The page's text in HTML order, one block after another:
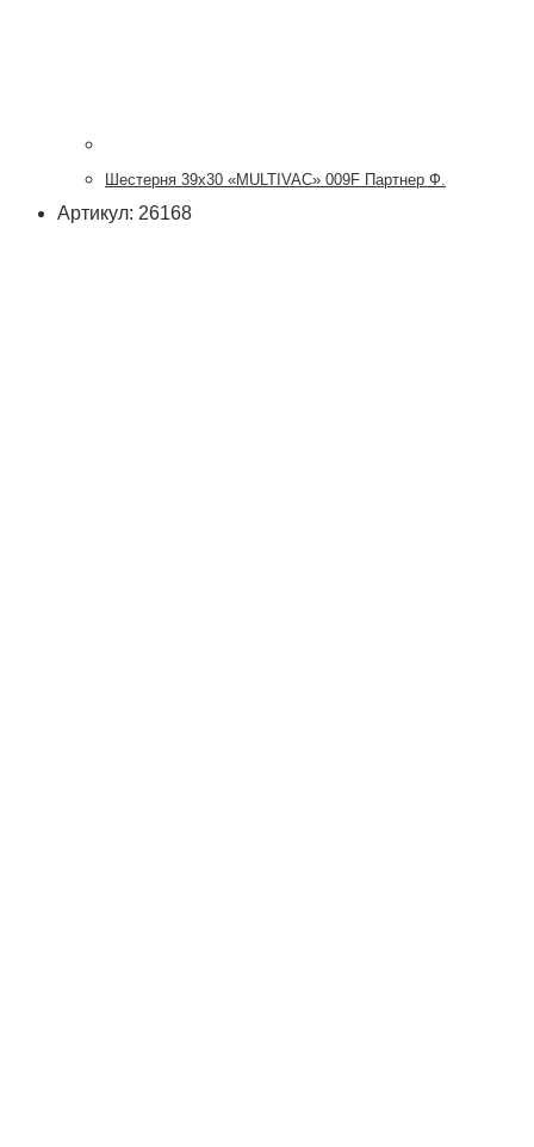
Шестерня 39х30 «MULTIVAC» 009F Партнер Ф.
Артикул: 26168